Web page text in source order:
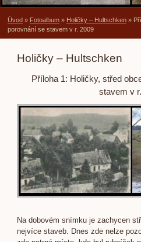
Úvod » Fotoalbum » Holičky – Hultschken »
porovnání se stavem v r. 2009
Holičky – Hultschken
Příloha 1: Holičky, střed
stavem v
Na dobovém snímku je zachycen
nejvíce staveb. Dnes zde nelze